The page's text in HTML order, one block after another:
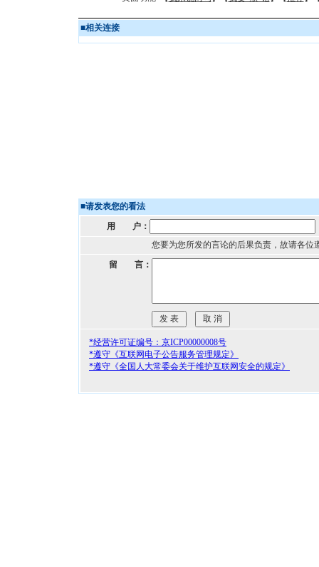
■相关连接
■请发表您的看法
用 户：
您要为您所发的言论的后果负责，故请各位
留 言：
*经营许可证编号：京ICP00000008号
*遵守《互联网电子公告服务管理规定》
*遵守《全国人大常委会关于维护互联网安全的规定》